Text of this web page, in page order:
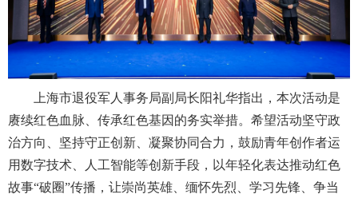
上海市退役军人事务局副局长阳礼华指出，本次活动是
赓续红色血脉、传承红色基因的务实举措。希望活动坚守政
治方向、坚持守正创新、凝聚协同合力，鼓励青年创作者运
用数字技术、人工智能等创新手段，以年轻化表达推动红色
故事“破圈”传播，让崇尚英雄、缅怀先烈、学习先锋、争当